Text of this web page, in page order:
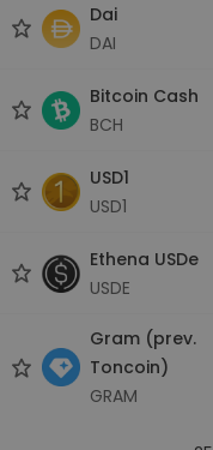
Dai
DAI
Bitcoin Cash
BCH
USD1
USD1
Ethena USDe
USDE
Gram (prev.
Toncoin)
GRAM